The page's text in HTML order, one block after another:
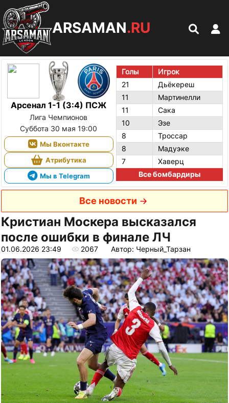
ARSAMAN.RU
Арсенал 1-1 (3:4) ПСЖ
Лига Чемпионов
Суббота 30 мая 19:00
Мы Вконтакте
Атрибутика
Мы в Telegram
Голы
Игрок
21
Дьёкереш
11
Мартинелли
11
Сака
10
Эзе
8
Троссар
8
Мадуэке
7
Хаверц
Все бомбардиры
Все новости
Кристиан Москера высказался
после ошибки в финале ЛЧ
01.06.2026 23:49 2067 Автор: Черный_Тарзан